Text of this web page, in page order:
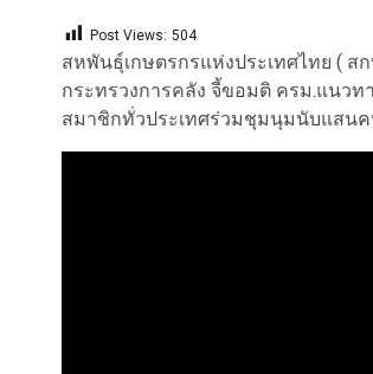
Post Views: 504
สหพันธุ์เกษตรกรแห่งประเทศไทย ( ส
กระทรวงการคลัง จี้ขอมติ ครม.แนว
สมาชิกทั่วประเทศร่วมชุมนุมนับแสน